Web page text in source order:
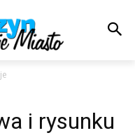
i rysunku